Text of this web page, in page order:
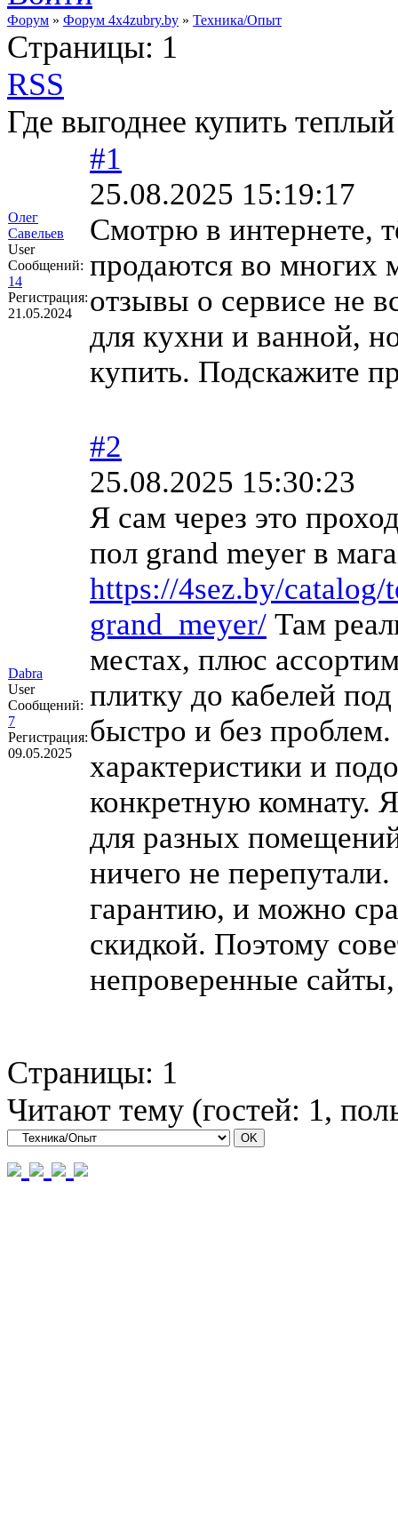
Форум » Форум 4x4zubry.by » Техника/Опыт
Страницы: 1
RSS
Где выгоднее купить
Олег
Савельев
User
Сообщений:
14
Регистрация:
21.05.2024
#1
25.08.2025 15:19:17
Смотрю в интернете,
продаются во многих
отзывы о сервисе не
для кухни и ванной,
купить. Подскажите
Dabra
User
Сообщений:
7
Регистрация:
09.05.2025
#2
25.08.2025 15:30:23
Я сам через это
пол grand meyer в
https://4sez.by/
grand_meyer/ Там
местах, плюс
плитку до кабелей
быстро и без
характеристики и
конкретную комнату.
для разных
ничего не
гарантию, и можно
скидкой. Поэтому
непроверенные
Страницы: 1
Читают тему (гостей: 1,